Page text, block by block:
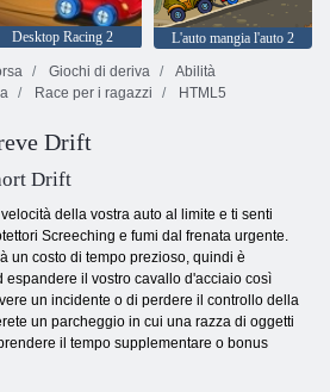
Desktop Racing 2
L'auto mangia l'auto 2
Giochi di deriva
Abilità
Race per i ragazzi HTML5
Drift
Drift
velocità della vostra auto al limite e ti senti
Screeching e fumi dal frenata urgente.
un costo di tempo prezioso, quindi è
espandere il vostro cavallo d'acciaio così
un incidente o di perdere il controllo della
un parcheggio in cui una razza di oggetti
il tempo supplementare o bonus